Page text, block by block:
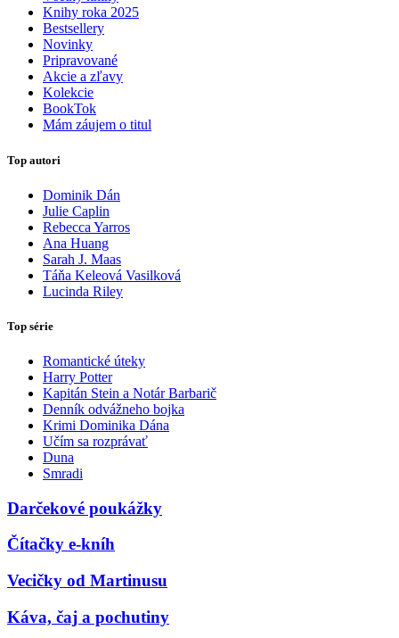
Knihy roka 2025
Bestsellery
Novinky
Pripravované
Akcie a zľavy
Kolekcie
BookTok
Mám záujem o titul
Top autori
Dominik Dán
Julie Caplin
Rebecca Yarros
Ana Huang
Sarah J. Maas
Táňa Keleová Vasilková
Lucinda Riley
Top série
Romantické úteky
Harry Potter
Kapitán Stein a Notár Barbarič
Denník odvážneho bojka
Krimi Dominika Dána
Učím sa rozprávať
Duna
Smradi
Darčekové poukážky
Čítačky e-kníh
Vecičky od Martinusu
Káva, čaj a pochutiny